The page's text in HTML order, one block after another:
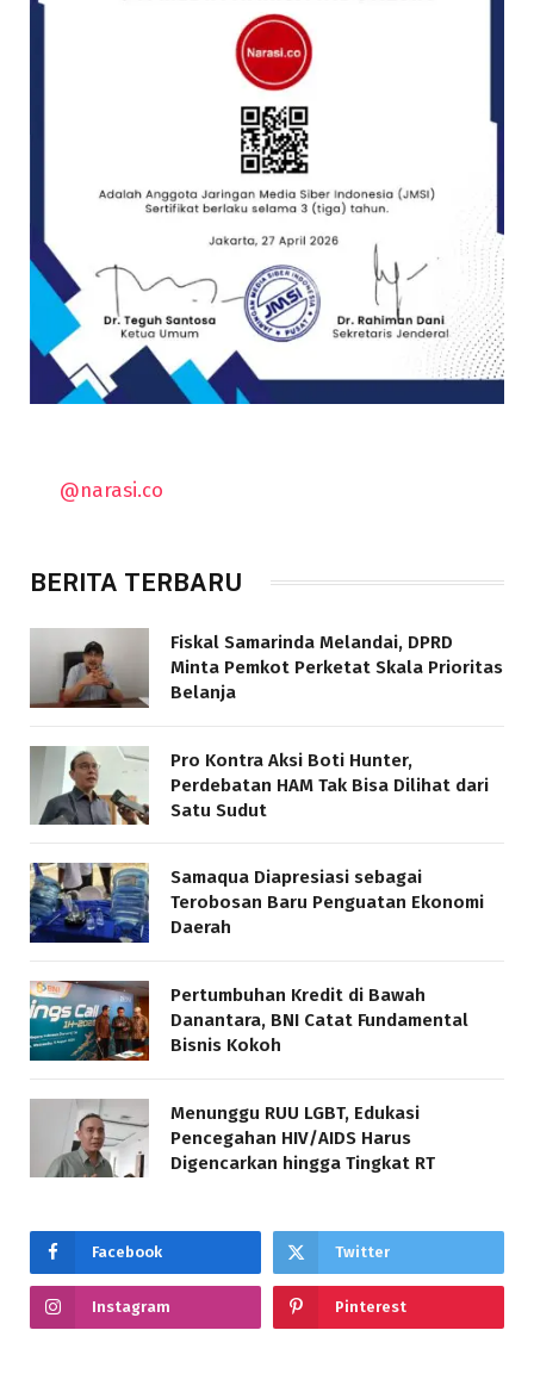
@narasi.co
BERITA TERBARU
Fiskal Samarinda Melandai, DPRD
Minta Pemkot Perketat Skala Prioritas
Belanja
Pro Kontra Aksi Boti Hunter,
Perdebatan HAM Tak Bisa Dilihat dari
Satu Sudut
Samaqua Diapresiasi sebagai
Terobosan Baru Penguatan Ekonomi
Daerah
Pertumbuhan Kredit di Bawah
Danantara, BNI Catat Fundamental
Bisnis Kokoh
Menunggu RUU LGBT, Edukasi
Pencegahan HIV/AIDS Harus
Digencarkan hingga Tingkat RT
Facebook Twitter
Instagram Pinterest